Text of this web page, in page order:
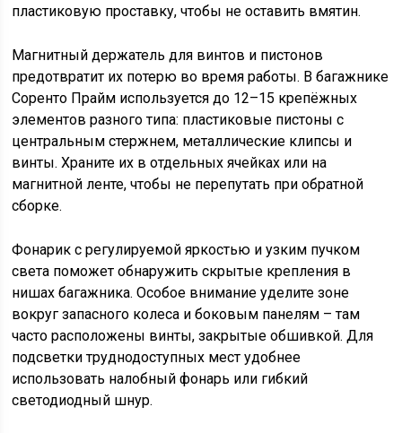
пластиковую проставку, чтобы не оставить вмятин.
Магнитный держатель для винтов и пистонов
предотвратит их потерю во время работы. В багажнике
Соренто Прайм используется до 12–15 крепёжных
элементов разного типа: пластиковые пистоны с
центральным стержнем, металлические клипсы и
винты. Храните их в отдельных ячейках или на
магнитной ленте, чтобы не перепутать при обратной
сборке.
Фонарик с регулируемой яркостью и узким пучком
света поможет обнаружить скрытые крепления в
нишах багажника. Особое внимание уделите зоне
вокруг запасного колеса и боковым панелям – там
часто расположены винты, закрытые обшивкой. Для
подсветки труднодоступных мест удобнее
использовать налобный фонарь или гибкий
светодиодный шнур.